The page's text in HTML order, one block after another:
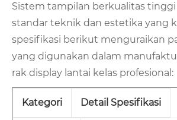
Sistem tampilan berkualitas
standar teknik dan estetika yang
spesifikasi berikut menguraikan
yang digunakan dalam
rak display lantai kelas profesional:
Kategori Detail Spesifikasi